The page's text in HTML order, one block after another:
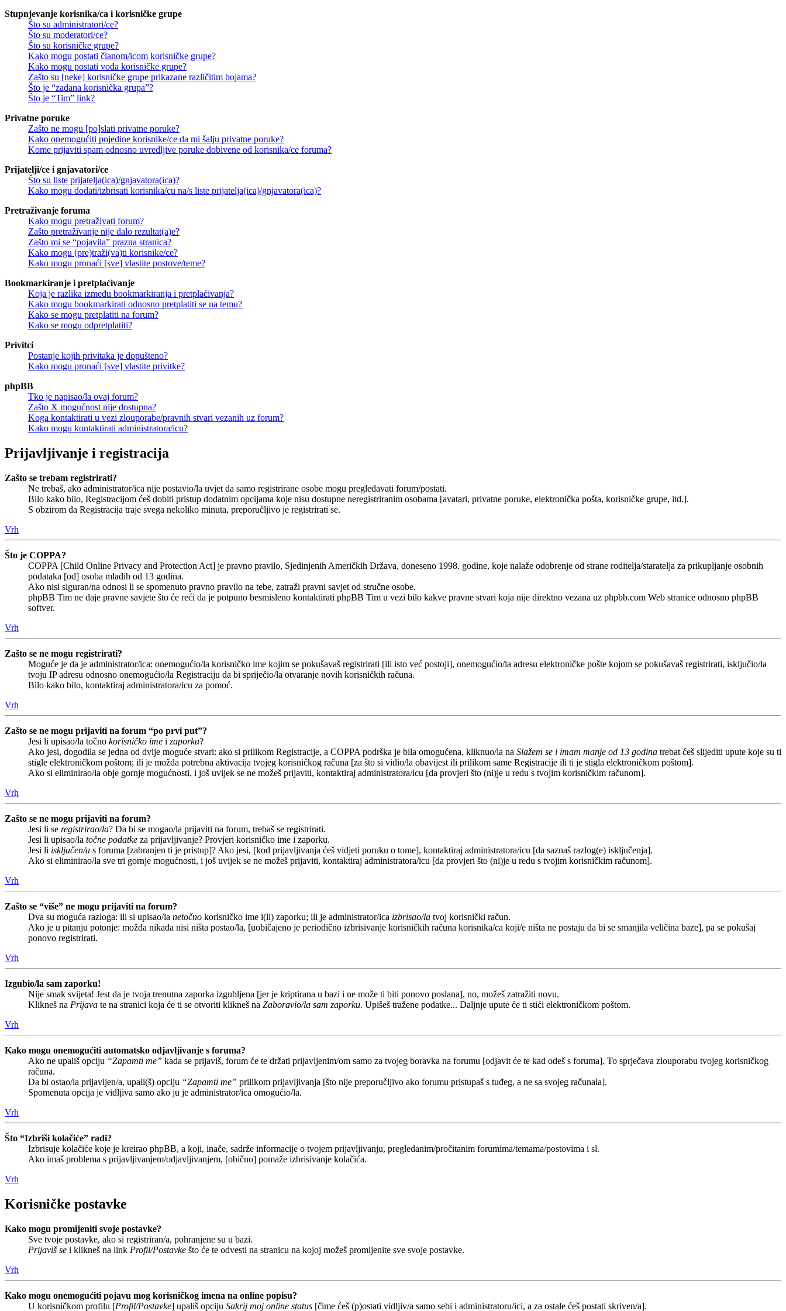
Stupnjevanje korisnika/ca i korisničke grupe
Što su administratori/ce?
Što su moderatori/ce?
Što su korisničke grupe?
Kako mogu postati članom/icom korisničke grupe?
Kako mogu postati vođa korisničke grupe?
Zašto su [neke] korisničke grupe prikazane različitim bojama?
Što je “zadana korisnička grupa”?
Što je “Tim” link?
Privatne poruke
Zašto ne mogu [po]slati privatne poruke?
Kako onemogućiti pojedine korisnike/ce da mi šalju privatne poruke?
Kome prijaviti spam odnosno uvredljive poruke dobivene od korisnika/ce foruma?
Prijatelji/ce i gnjavatori/ce
Što su liste prijatelja(ica)/gnjavatora(ica)?
Kako mogu dodati/izbrisati korisnika/cu na/s liste prijatelja(ica)/gnjavatora(ica)?
Pretraživanje foruma
Kako mogu pretraživati forum?
Zašto pretraživanje nije dalo rezultat(a)e?
Zašto mi se “pojavila” prazna stranica?
Kako mogu (pre)traži(va)ti korisnike/ce?
Kako mogu pronaći [sve] vlastite postove/teme?
Bookmarkiranje i pretplaćivanje
Koja je razlika između bookmarkiranja i pretplaćivanja?
Kako mogu bookmarkirati odnosno pretplatiti se na temu?
Kako se mogu pretplatiti na forum?
Kako se mogu odpretplatiti?
Privitci
Postanje kojih privitaka je dopušteno?
Kako mogu pronaći [sve] vlastite privitke?
phpBB
Tko je napisao/la ovaj forum?
Zašto X mogućnost nije dostupna?
Koga kontaktirati u vezi zlouporabe/pravnih stvari vezanih uz forum?
Kako mogu kontaktirati administratora/icu?
Prijavljivanje i registracija
Zašto se trebam registrirati?
Ne trebaš, ako administrator/ica nije postavio/la uvjet da samo registrirane osobe mogu pregledavati forum/postati.
Bilo kako bilo, Registracijom ćeš dobiti pristup dodatnim opcijama koje nisu dostupne neregistriranim osobama [avatari, privatne poruke, elektronička pošta, korisničke grupe, itd.].
S obzirom da Registracija traje svega nekoliko minuta, preporučljivo je registrirati se.
Vrh
Što je COPPA?
COPPA [Child Online Privacy and Protection Act] je pravno pravilo, Sjedinjenih Američkih Država, doneseno 1998. godine, koje nalaže odobrenje od strane roditelja/staratelja za prikupljanje osobnih
podataka [od] osoba mlađih od 13 godina.
Ako nisi siguran/na odnosi li se spomenuto pravno pravilo na tebe, zatraži pravni savjet od stručne osobe.
phpBB Tim ne daje pravne savjete što će reći da je potpuno besmisleno kontaktirati phpBB Tim u vezi bilo kakve pravne stvari koja nije direktno vezana uz phpbb.com Web stranice odnosno phpBB
softver.
Vrh
Zašto se ne mogu registrirati?
Moguće je da je administrator/ica: onemogućio/la korisničko ime kojim se pokušavaš registrirati [ili isto već postoji], onemogućio/la adresu elektroničke pošte kojom se pokušavaš registrirati, isključio/la
tvoju IP adresu odnosno onemogućio/la Registraciju da bi spriječio/la otvaranje novih korisničkih računa.
Bilo kako bilo, kontaktiraj administratora/icu za pomoć.
Vrh
Zašto se ne mogu prijaviti na forum “po prvi put”?
Jesi li upisao/la točno korisničko ime i zaporku?
Ako jesi, dogodila se jedna od dvije moguće stvari: ako si prilikom Registracije, a COPPA podrška je bila omogućena, kliknuo/la na Slažem se i imam manje od 13 godina trebat ćeš slijediti upute koje su ti
stigle elektroničkom poštom; ili je možda potrebna aktivacija tvojeg korisničkog računa [za što si vidio/la obavijest ili prilikom same Registracije ili ti je stigla elektroničkom poštom].
Ako si eliminirao/la obje gornje mogućnosti, i još uvijek se ne možeš prijaviti, kontaktiraj administratora/icu [da provjeri što (ni)je u redu s tvojim korisničkim računom].
Vrh
Zašto se ne mogu prijaviti na forum?
Jesi li se registrirao/la? Da bi se mogao/la prijaviti na forum, trebaš se registrirati.
Jesi li upisao/la točne podatke za prijavljivanje? Provjeri korisničko ime i zaporku.
Jesi li isključen/a s foruma [zabranjen ti je pristup]? Ako jesi, [kod prijavljivanja ćeš vidjeti poruku o tome], kontaktiraj administratora/icu [da saznaš razlog(e) isključenja].
Ako si eliminirao/la sve tri gornje mogućnosti, i još uvijek se ne možeš prijaviti, kontaktiraj administratora/icu [da provjeri što (ni)je u redu s tvojim korisničkim računom].
Vrh
Zašto se “više” ne mogu prijaviti na forum?
Dva su moguća razloga: ili si upisao/la netočno korisničko ime i(li) zaporku; ili je administrator/ica izbrisao/la tvoj korisnički račun.
Ako je u pitanju potonje: možda nikada nisi ništa postao/la, [uobičajeno je periodično izbrisivanje korisničkih računa korisnika/ca koji/e ništa ne postaju da bi se smanjila veličina baze], pa se pokušaj
ponovo registrirati.
Vrh
Izgubio/la sam zaporku!
Nije smak svijeta! Jest da je tvoja trenutna zaporka izgubljena [jer je kriptirana u bazi i ne može ti biti ponovo poslana], no, možeš zatražiti novu.
Klikneš na Prijava te na stranici koja će ti se otvoriti klikneš na Zaboravio/la sam zaporku. Upišeš tražene podatke... Daljnje upute će ti stići elektroničkom poštom.
Vrh
Kako mogu onemogućiti automatsko odjavljivanje s foruma?
Ako ne upališ opciju “Zapamti me” kada se prijaviš, forum će te držati prijavljenim/om samo za tvojeg boravka na forumu [odjavit će te kad odeš s foruma]. To sprječava zlouporabu tvojeg korisničkog
računa.
Da bi ostao/la prijavljen/a, upali(š) opciju “Zapamti me” prilikom prijavljivanja [što nije preporučljivo ako forumu pristupaš s tuđeg, a ne sa svojeg računala].
Spomenuta opcija je vidljiva samo ako ju je administrator/ica omogućio/la.
Vrh
Što “Izbriši kolačiće” radi?
Izbrisuje kolačiće koje je kreirao phpBB, a koji, inače, sadrže informacije o tvojem prijavljivanju, pregledanim/pročitanim forumima/temama/postovima i sl.
Ako imaš problema s prijavljivanjem/odjavljivanjem, [obično] pomaže izbrisivanje kolačića.
Vrh
Korisničke postavke
Kako mogu promijeniti svoje postavke?
Sve tvoje postavke, ako si registriran/a, pohranjene su u bazi.
Prijaviš se i klikneš na link Profil/Postavke što će te odvesti na stranicu na kojoj možeš promijenite sve svoje postavke.
Vrh
Kako mogu onemogućiti pojavu mog korisničkog imena na online popisu?
U korisničkom profilu [Profil/Postavke] upališ opciju Sakrij moj online status [čime ćeš (p)ostati vidljiv/a samo sebi i administratoru/ici, a za ostale ćeš postati skriven/a].